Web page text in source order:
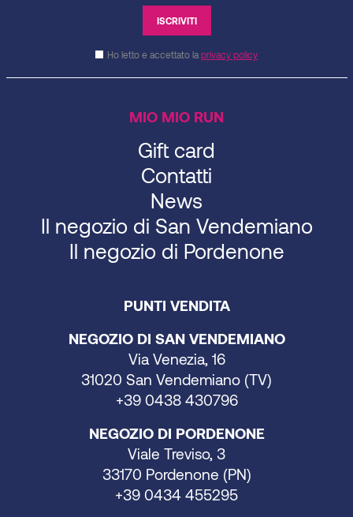
Ho letto e accettato la privacy policy
MIO MIO RUN
Gift card
Contatti
News
Il negozio di San Vendemiano
Il negozio di Pordenone
PUNTI VENDITA
NEGOZIO DI SAN VENDEMIANO
Via Venezia, 16
31020 San Vendemiano (TV)
+39 0438 430796
NEGOZIO DI PORDENONE
Viale Treviso, 3
33170 Pordenone (PN)
+39 0434 455295